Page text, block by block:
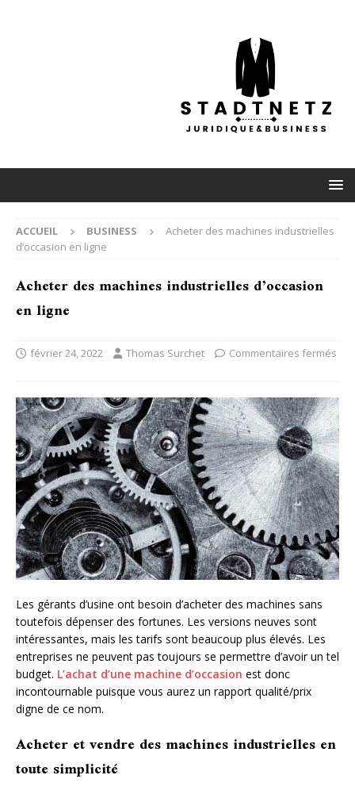
ACCUEIL BUSINESS
Acheter des machines industrielles
d’occasion en ligne
Acheter des machines industrielles d’occasion
en ligne
février 24, 2022 Thomas Surchet Commentaires fermés
Les gérants d’usine ont besoin d’acheter des machines sans
toutefois dépenser des fortunes. Les versions neuves sont
intéressantes, mais les tarifs sont beaucoup plus élevés. Les
entreprises ne peuvent pas toujours se permettre d’avoir un tel
budget. L’achat d’une machine d’occasion est donc
incontournable puisque vous aurez un rapport qualité/prix
digne de ce nom.
Acheter et vendre des machines industrielles en
toute simplicité